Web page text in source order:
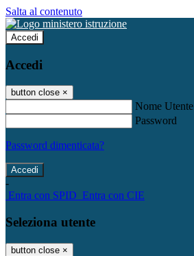
Salta al contenuto
Accedi
Accedi
button close ×
Nome Utente
Password
Password dimenticata?
-
Entra con SPID Entra con CIE
Seleziona utente
button close ×